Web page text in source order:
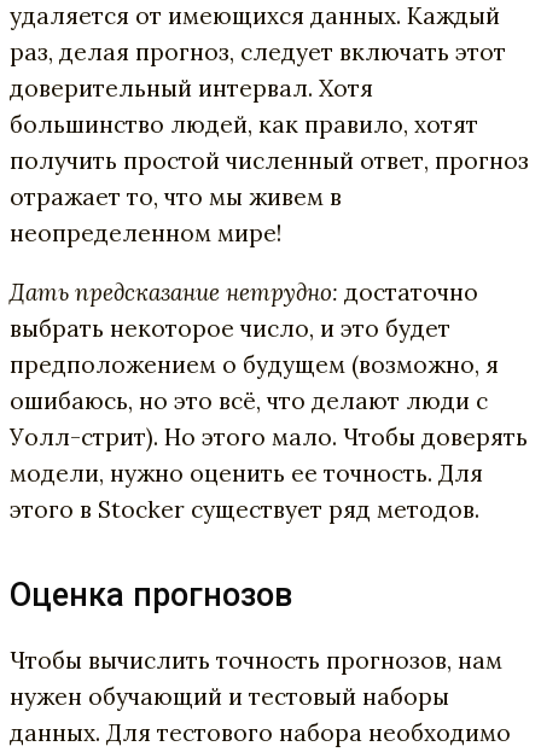
удаляется от имеющихся данных. Каждый
раз, делая прогноз, следует включать этот
доверительный интервал. Хотя
большинство людей, как правило, хотят
получить простой численный ответ, прогноз
отражает то, что мы живем в
неопределенном мире!
Дать предсказание нетрудно: достаточно
выбрать некоторое число, и это будет
предположением о будущем (возможно, я
ошибаюсь, но это всё, что делают люди с
Уолл-стрит). Но этого мало. Чтобы доверять
модели, нужно оценить ее точность. Для
этого в Stocker существует ряд методов.
Оценка прогнозов
Чтобы вычислить точность прогнозов, нам
нужен обучающий и тестовый наборы
данных. Для тестового набора необходимо